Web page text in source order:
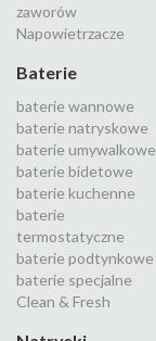
zaworów
Napowietrzacze
Baterie
baterie wannowe
baterie natryskowe
baterie umywalkowe
baterie bidetowe
baterie kuchenne
baterie
termostatyczne
baterie podtynkowe
baterie specjalne
Clean & Fresh